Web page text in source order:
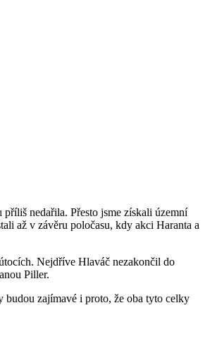
nedařila. Přesto jsme získali územní
až v závěru poločasu, kdy akci Haranta a
Nejdříve Hlaváč nezakončil do
Piller.
budou zajímavé i proto, že oba tyto celky